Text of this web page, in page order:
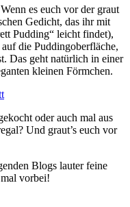
es euch vor der graut
Gedicht, das ihr mit
Pudding“ leicht findet),
die Puddingoberfläche,
Das geht natürlich in einer
kleinen Förmchen.
oder auch mal aus
Und graut’s euch vor
Blogs lauter feine
vorbei!